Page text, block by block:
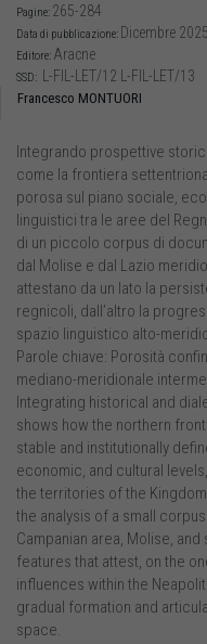
Pagine: 265-284
Data di pubblicazione: Dicembre 2025
Editore: Aracne
SSD: L-FIL-LET/12 L-FIL-LET/13
Francesco MONTUORI
Integrando prospettive
come la frontiera
porosa sul piano sociale,
linguistici tra le aree del
di un piccolo corpus di
dal Molise e dal Lazio
attestano da un lato la
regnicoli, dall’altro la
spazio linguistico alto-
Parole chiave: Porosità
mediano-meridionale
Integrating historical and
shows how the northern
stable and institutionally
economic, and cultural
the territories of the
the analysis of a small
Campanian area, Molise,
features that attest, on the
influences within the
gradual formation and
space.